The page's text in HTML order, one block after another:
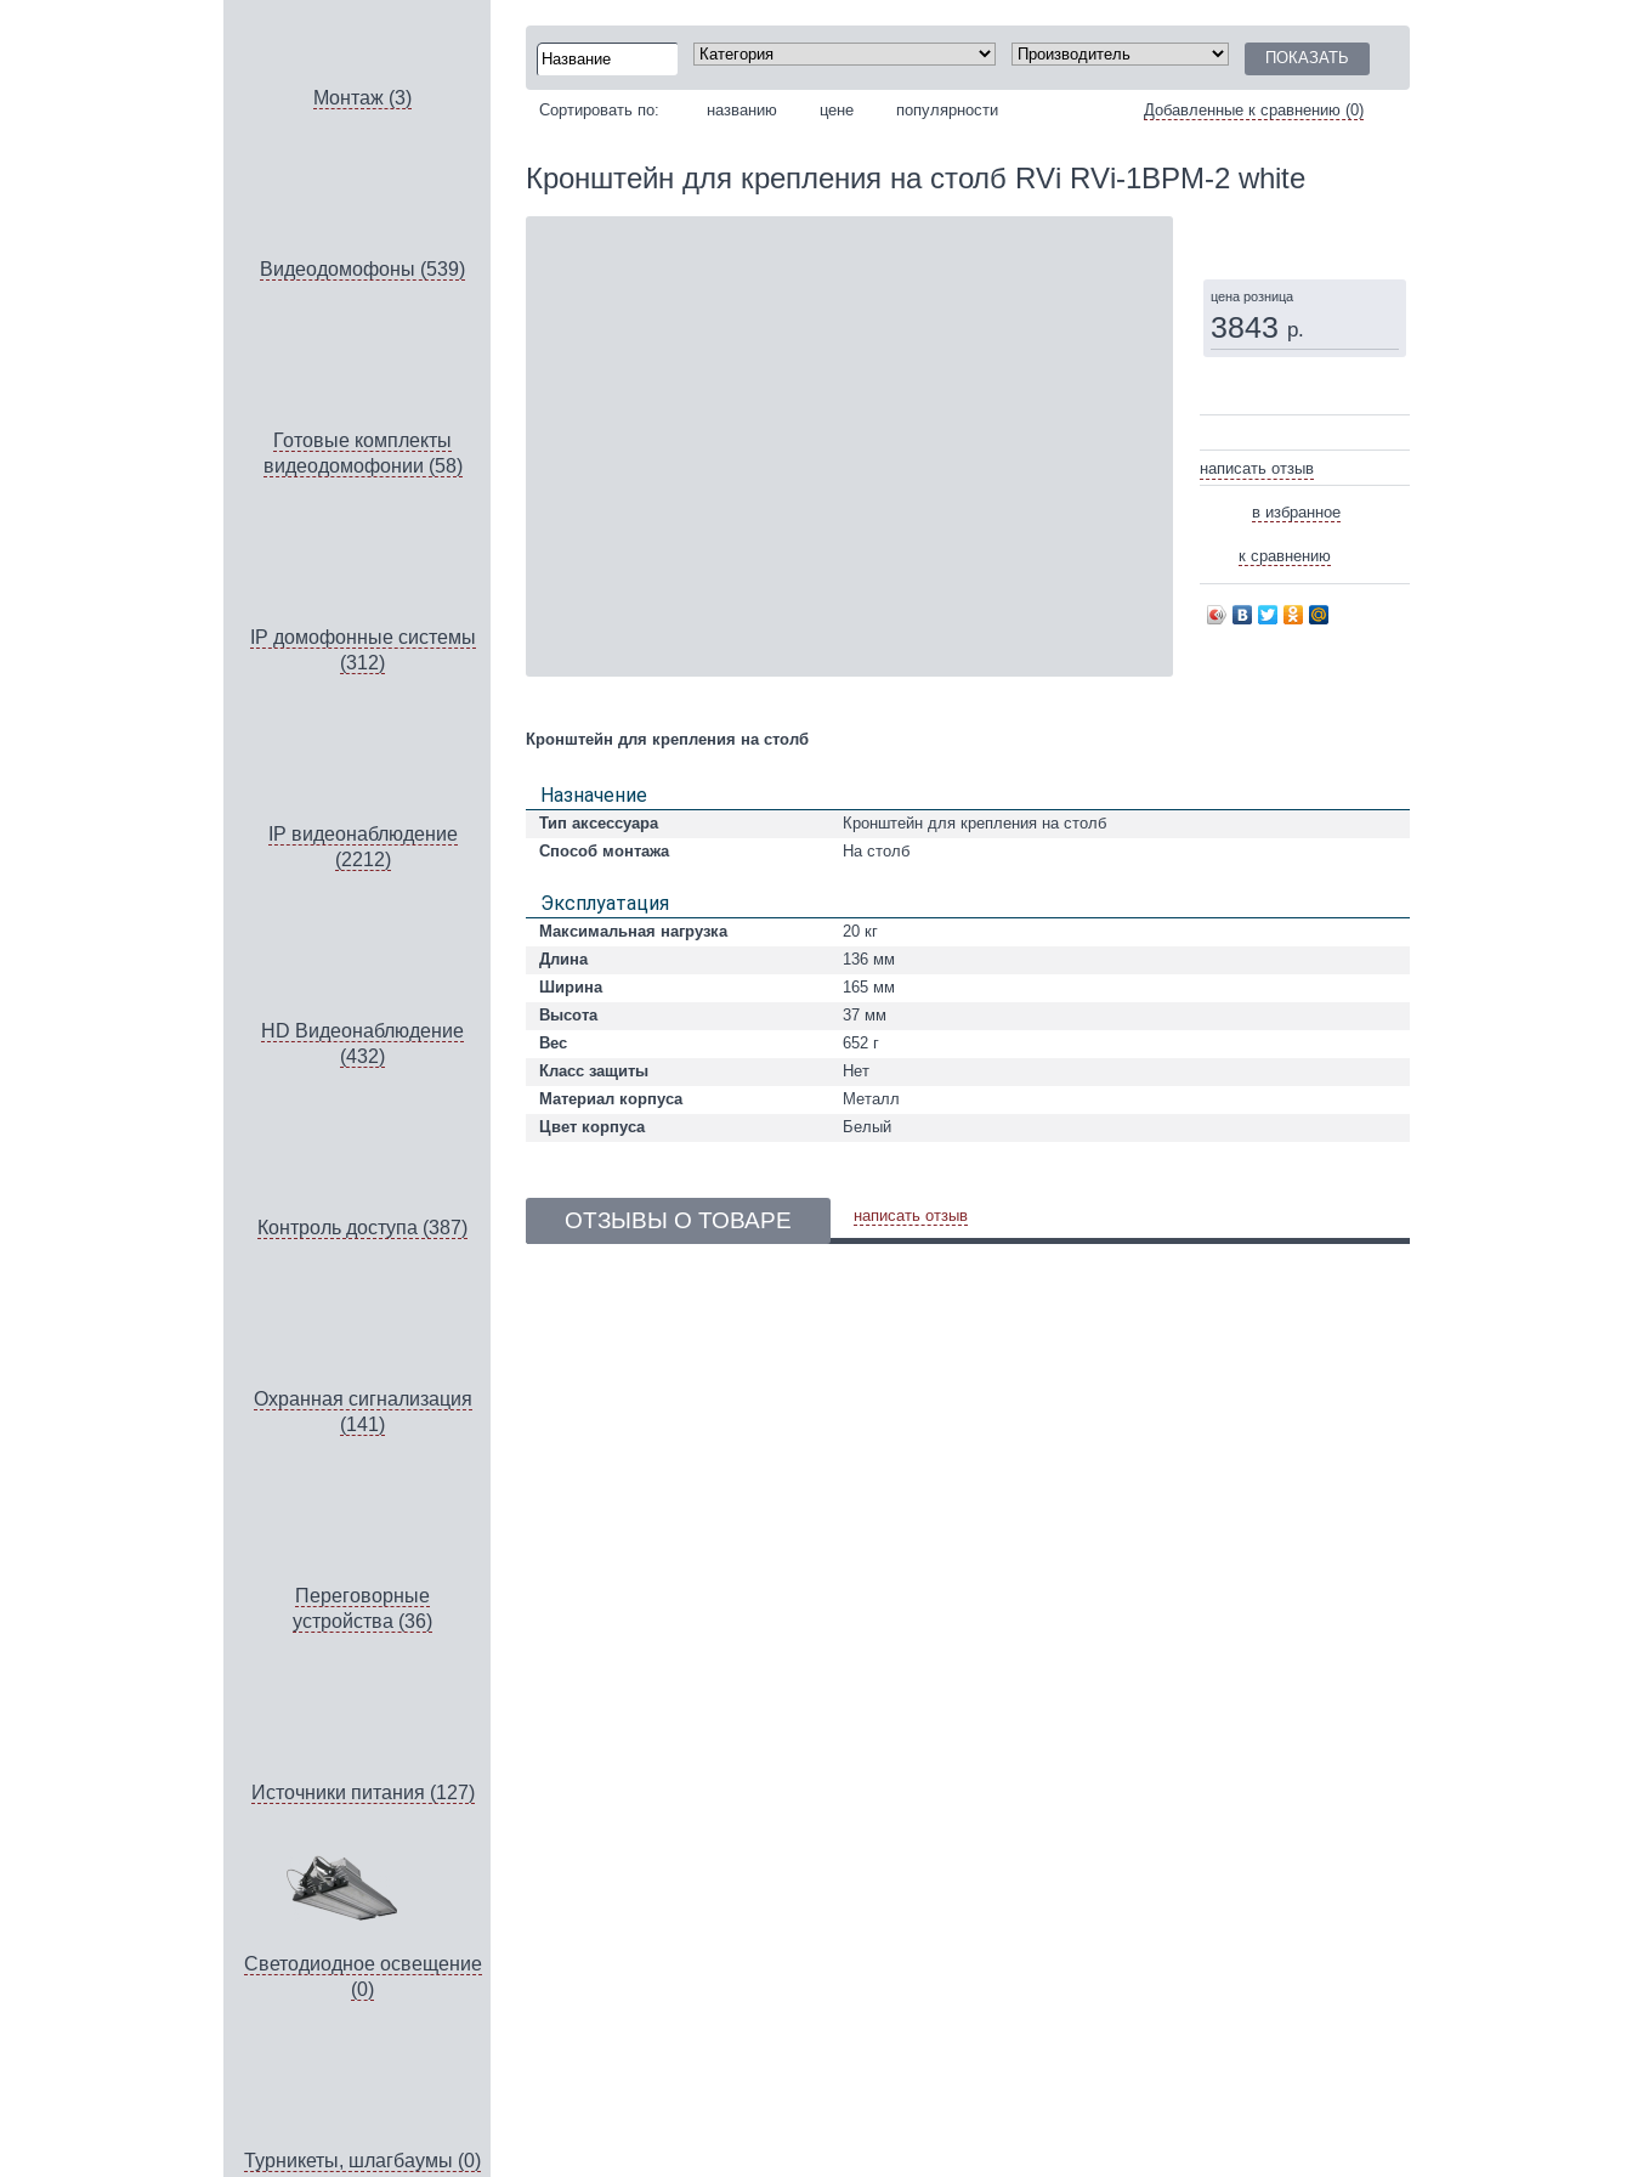
Монтаж (3)
Видеодомофоны (539)
Готовые комплекты
видеодомофонии (58)
IP домофонные системы
(312)
IP видеонаблюдение
(2212)
HD Видеонаблюдение
(432)
Контроль доступа (387)
Охранная сигнализация
(141)
Переговорные
устройства (36)
Источники питания (127)
Светодиодное освещение
(0)
Турникеты, шлагбаумы (0)
Добавленные к сравнению (0)
Сортировать по: названию цене популярности
Кронштейн для крепления на столб RVi RVi-1BPM-2 white
цена розница
3843 р.
написать отзыв
в избранное
к сравнению
Кронштейн для крепления на столб
Назначение
Тип аксессуара
Кронштейн для крепления на столб
Способ монтажа
На столб
Эксплуатация
Максимальная нагрузка
20 кг
Длина
136 мм
Ширина
165 мм
Высота
37 мм
Вес
652 г
Класс защиты
Нет
Материал корпуса
Металл
Цвет корпуса
Белый
ОТЗЫВЫ О ТОВАРЕ написать отзыв